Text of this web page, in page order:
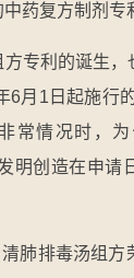
药复方制剂专
方专利的诞生
6月1日起施行
常情况时，
明创造在申请
肺排毒汤组方